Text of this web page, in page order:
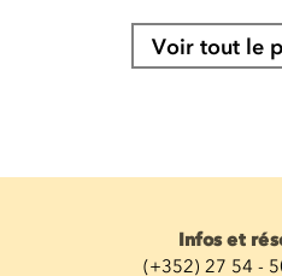
Voir tout le
Infos et
(+352) 27 54 -